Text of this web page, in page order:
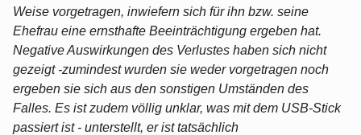
Weise vorgetragen, inwiefern sich für ihn bzw. seine
Ehefrau eine ernsthafte Beeinträchtigung ergeben hat.
Negative Auswirkungen des Verlustes haben sich nicht
gezeigt -zumindest wurden sie weder vorgetragen noch
ergeben sie sich aus den sonstigen Umständen des
Falles. Es ist zudem völlig unklar, was mit dem USB-Stick
passiert ist - unterstellt, er ist tatsächlich